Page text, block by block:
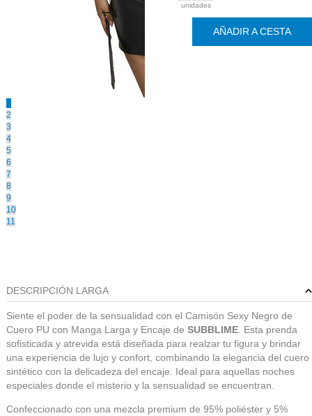
2
3
4
5
6
7
8
9
10
11
unidades
AÑADIR A CESTA
DESCRIPCIÓN LARGA
Siente el poder de la sensualidad con el Camisón Sexy Negro de
Cuero PU con Manga Larga y Encaje de SUBBLIME. Esta prenda
sofisticada y atrevida está diseñada para realzar tu figura y brindar
una experiencia de lujo y confort, combinando la elegancia del cuero
sintético con la delicadeza del encaje. Ideal para aquellas noches
especiales donde el misterio y la sensualidad se encuentran.
Confeccionado con una mezcla premium de 95% poliéster y 5%